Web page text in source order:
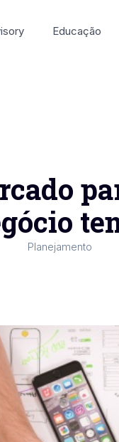
Educação
Planejamento